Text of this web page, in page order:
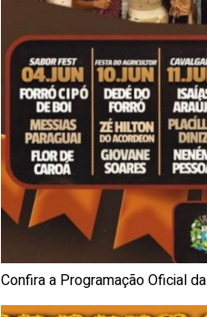
Confira a Programação Oficial